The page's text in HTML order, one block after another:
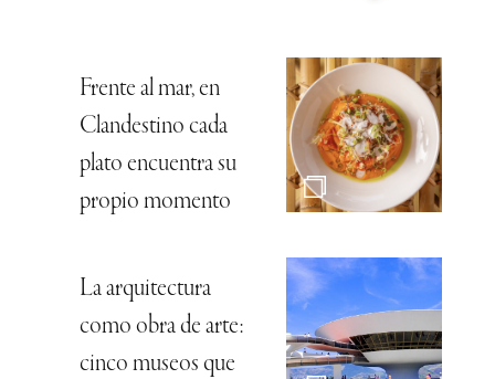
Frente al mar, en
Clandestino cada
plato encuentra su
propio momento
La arquitectura
como obra de arte:
cinco museos que